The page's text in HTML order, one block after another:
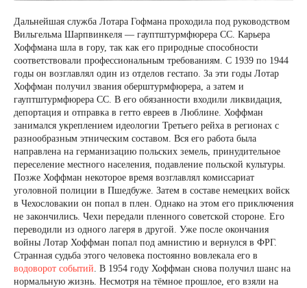
Дальнейшая служба Лотара Гофмана проходила под руководством
Вильгельма Шарпвинкеля — гауптштурмфюрера СС. Карьера
Хоффмана шла в гору, так как его природные способности
соответствовали профессиональным требованиям. С 1939 по 1944
годы он возглавлял один из отделов гестапо. За эти годы Лотар
Хоффман получил звания оберштурмфюрера, а затем и
гауптштурмфюрера СС. В его обязанности входили ликвидация,
депортация и отправка в гетто евреев в Люблине. Хоффман
занимался укреплением идеологии Третьего рейха в регионах с
разнообразным этническим составом. Вся его работа была
направлена на германизацию польских земель, принудительное
переселение местного населения, подавление польской культуры.
Позже Хоффман некоторое время возглавлял комиссариат
уголовной полиции в Пшедбуже. Затем в составе немецких войск
в Чехословакии он попал в плен. Однако на этом его приключения
не закончились. Чехи передали пленного советской стороне. Его
переводили из одного лагеря в другой. Уже после окончания
войны Лотар Хоффман попал под амнистию и вернулся в ФРГ.
Странная судьба этого человека постоянно вовлекала его в
водоворот событий. В 1954 году Хоффман снова получил шанс на
нормальную жизнь. Несмотря на тёмное прошлое, его взяли на